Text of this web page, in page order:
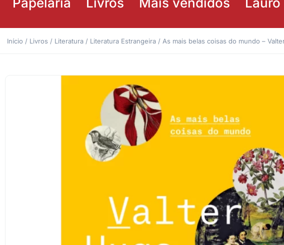
Início / Livros / Literatura / Literatura Estrangeira / As mais belas coisas do mundo –